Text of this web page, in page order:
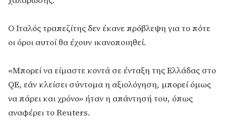
Ο Ιταλός τραπεζίτης δεν έκανε πρόβλεψη για το πότε
οι όροι αυτοί θα έχουν ικανοποιηθεί.
«Μπορεί να είμαστε κοντά σε ένταξη της Ελλάδας στο
QE, εάν κλείσει σύντομα η αξιολόγηση, μπορεί όμως
να πάρει και χρόνο» ήταν η απάντησή του, όπως
αναφέρει το Reuters.